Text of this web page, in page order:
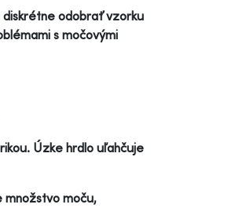
diskrétne odobrať vzorku
s močovými
Úzke hrdlo uľahčuje
množstvo moču,